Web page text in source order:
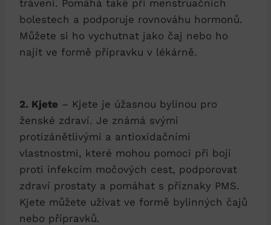
trávení. Pomáhá také při menstruačních
bolestech a podporuje rovnováhu hormonů.
Můžete si ho vychutnat jako čaj nebo ho
najít ve formě přípravku v lékárně.
2. Kjete – Kjete je úžasnou bylinou pro
ženské zdraví. Je známá svými
protizánětlivými a antioxidačními
vlastnostmi, které mohou pomoci při boji
proti infekcím močových cest, podporovat
zdraví prostaty a pomáhat s příznaky PMS.
Kjete můžete užívat ve formě bylinných čajů
nebo přípravků.